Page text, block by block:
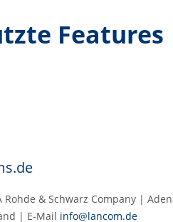
Features
Rohde & Schwarz Company |
| E‑Mail info@lancom.de